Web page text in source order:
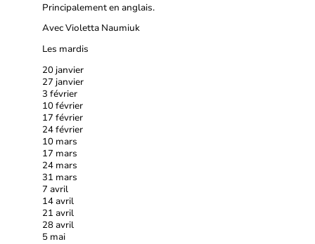
Principalement en anglais.
Avec Violetta Naumiuk
Les mardis
20 janvier
27 janvier
3 février
10 février
17 février
24 février
10 mars
17 mars
24 mars
31 mars
7 avril
14 avril
21 avril
28 avril
5 mai